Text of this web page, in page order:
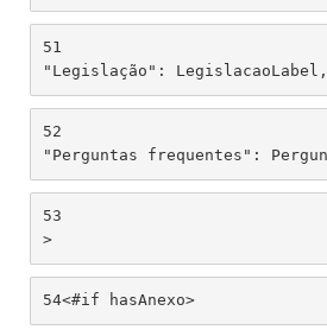
51
"Legislação": LegislacaoLabel,
52
"Perguntas frequentes":
53
>
54<#if hasAnexo>